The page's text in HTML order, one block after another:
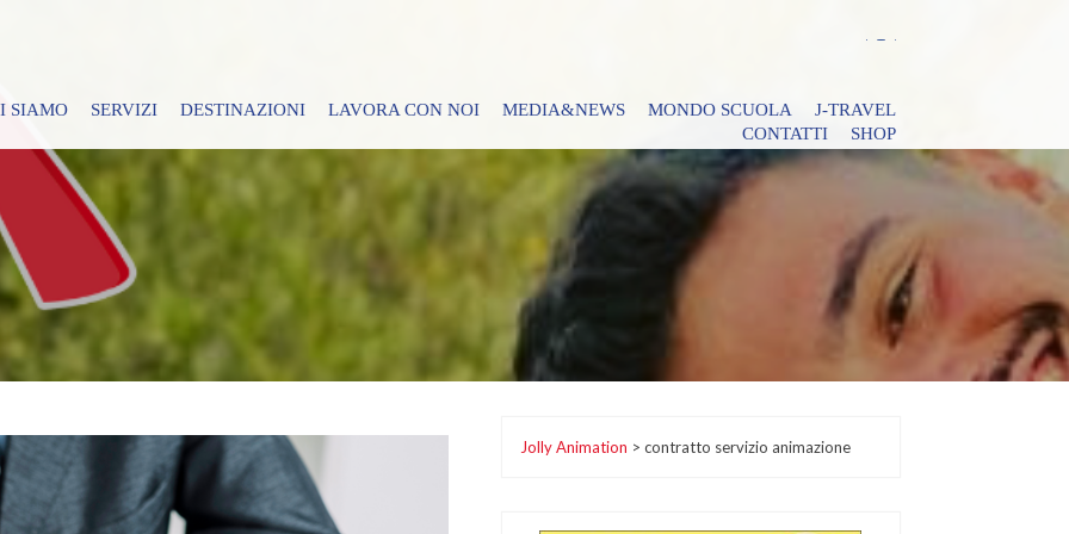
SIAMO SERVIZI DESTINAZIONI LAVORA CON NOI MEDIA&NEWS MONDO SCUOLA
J-TRAVEL
CONTATTI
SHOP
Jolly Animation > contratto servizio animazione